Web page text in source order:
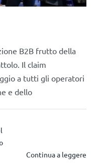
B2B frutto della
Il claim
a tutti gli operatori
e dello
Continua a leggere